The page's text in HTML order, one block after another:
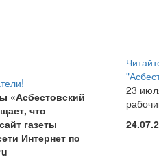
«Асбестовский
что
газеты
Интернет по
23